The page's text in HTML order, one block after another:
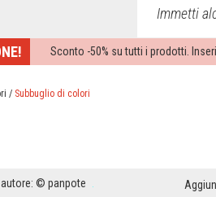
Immetti
Sconto -50% su tutti i prodotti.
/ Subbuglio di colori
© panpote